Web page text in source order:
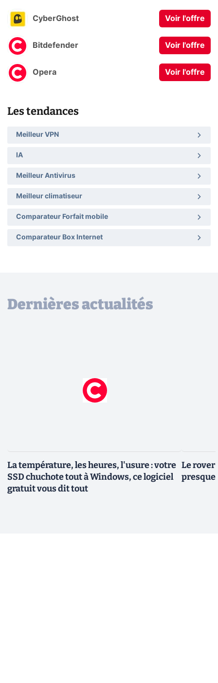
CyberGhost Voir l'offre
Bitdefender Voir l'offre
Opera Voir l'offre
Les tendances
Meilleur VPN
IA
Meilleur Antivirus
Meilleur climatiseur
Comparateur Forfait mobile
Comparateur Box Internet
Dernières actualités
La température, les heures, l'usure : votre
SSD chuchote tout à Windows, ce logiciel
gratuit vous dit tout
Le rover
presque